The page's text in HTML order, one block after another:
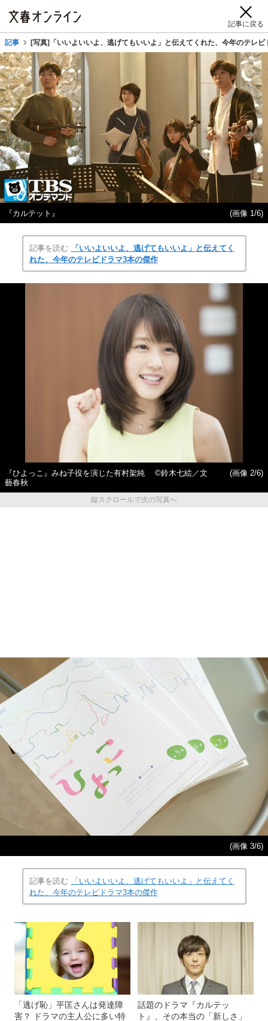
記事に戻る
記事 [写真]「いいよいいよ、逃げてもいいよ」と伝えてくれた、今年のテレビ
『カルテット』 (画像 1/6)
記事を読む
「いいよいいよ、逃げてもいいよ」と伝えてく
れた、今年のテレビドラマ3本の傑作
『ひよっこ』みね子役を演じた有村架純 ©鈴木七絵／文
藝春秋
(画像 2/6)
縦スクロールで次の写真へ
(画像 3/6)
記事を読む
「いいよいいよ、逃げてもいいよ」と伝えてく
れた、今年のテレビドラマ3本の傑作
「逃げ恥」平匡さんは発達障
害？ ドラマの主人公に多い特
話題のドラマ『カルテッ
ト』、その本当の「新しさ」